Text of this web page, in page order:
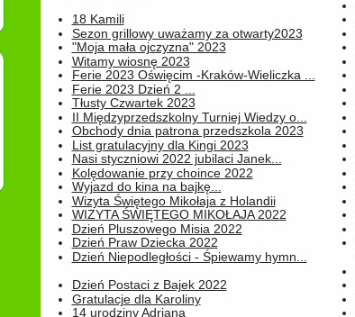
18 Kamili
Sezon grillowy uważamy za otwarty2023
"Moja mała ojczyzna" 2023
Witamy wiosnę 2023
Ferie 2023 Oświęcim -Kraków-Wieliczka ...
Ferie 2023 Dzień 2 ...
Tłusty Czwartek 2023
II Międzyprzedszkolny Turniej Wiedzy o...
Obchody dnia patrona przedszkola 2023
List gratulacyjny dla Kingi 2023
Nasi styczniowi 2022 jubilaci Janek...
Kolędowanie przy choince 2022
Wyjazd do kina na bajkę...
Wizyta Świętego Mikołaja z Holandii
WIZYTA ŚWIĘTEGO MIKOŁAJA 2022
Dzień Pluszowego Misia 2022
Dzień Praw Dziecka 2022
Dzień Niepodległości - Śpiewamy hymn...
Dzień Postaci z Bajek 2022
Gratulacje dla Karoliny
14 urodziny Adriana